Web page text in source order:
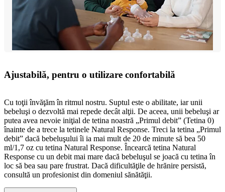
Ajustabilă, pentru o utilizare confortabilă
Cu toţii învăţăm în ritmul nostru. Suptul este o abilitate, iar unii
bebeluşi o dezvoltă mai repede decât alţii. De aceea, unii bebeluşi ar
putea avea nevoie iniţial de tetina noastră „Primul debit” (Tetina 0)
înainte de a trece la tetinele Natural Response. Treci la tetina „Primul
debit” dacă bebeluşului îi ia mai mult de 20 de minute să bea 50
ml/1,7 oz cu tetina Natural Response. Încearcă tetina Natural
Response cu un debit mai mare dacă bebeluşul se joacă cu tetina în
loc să bea sau pare frustrat. Dacă dificultăţile de hrănire persistă,
consultă un profesionist din domeniul sănătăţii.